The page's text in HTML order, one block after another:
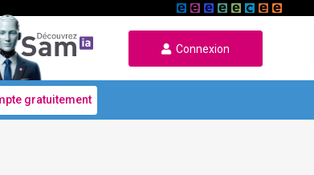
Connexion
gratuitement